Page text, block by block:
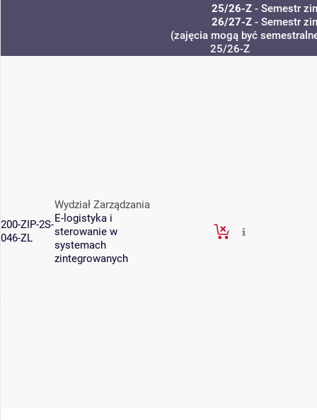
25/26-Z- Semestr
26/27-Z- Semestr
(zajęcia mogą być
25/26-Z
200-ZIP-2S-
046-ZL
Wydział Zarządzania
E-logistyka i
sterowanie w
systemach
zintegrowanych